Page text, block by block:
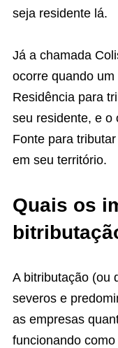
seja residente lá.
Já a chamada
ocorre quando
Residência para
seu residente, e o
Fonte para
em seu território.
Quais os
A bitributação (ou
severos e
as empresas
funcionando